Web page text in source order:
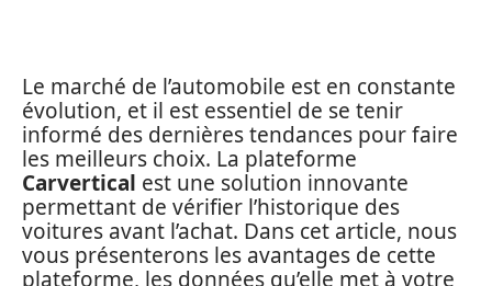
Le marché de l’automobile est en constante
évolution, et il est essentiel de se tenir
informé des dernières tendances pour faire
les meilleurs choix. La plateforme
Carvertical est une solution innovante
permettant de vérifier l’historique des
voitures avant l’achat. Dans cet article, nous
vous présenterons les avantages de cette
plateforme, les données qu’elle met à votre